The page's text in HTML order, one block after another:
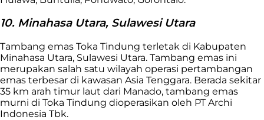
10. Minahasa Utara, Sulawesi Utara
Tambang emas Toka Tindung terletak di Kabupaten
Minahasa Utara, Sulawesi Utara. Tambang emas ini
merupakan salah satu wilayah operasi pertambangan
emas terbesar di kawasan Asia Tenggara. Berada sekitar
35 km arah timur laut dari Manado, tambang emas
murni di Toka Tindung dioperasikan oleh PT Archi
Indonesia Tbk.